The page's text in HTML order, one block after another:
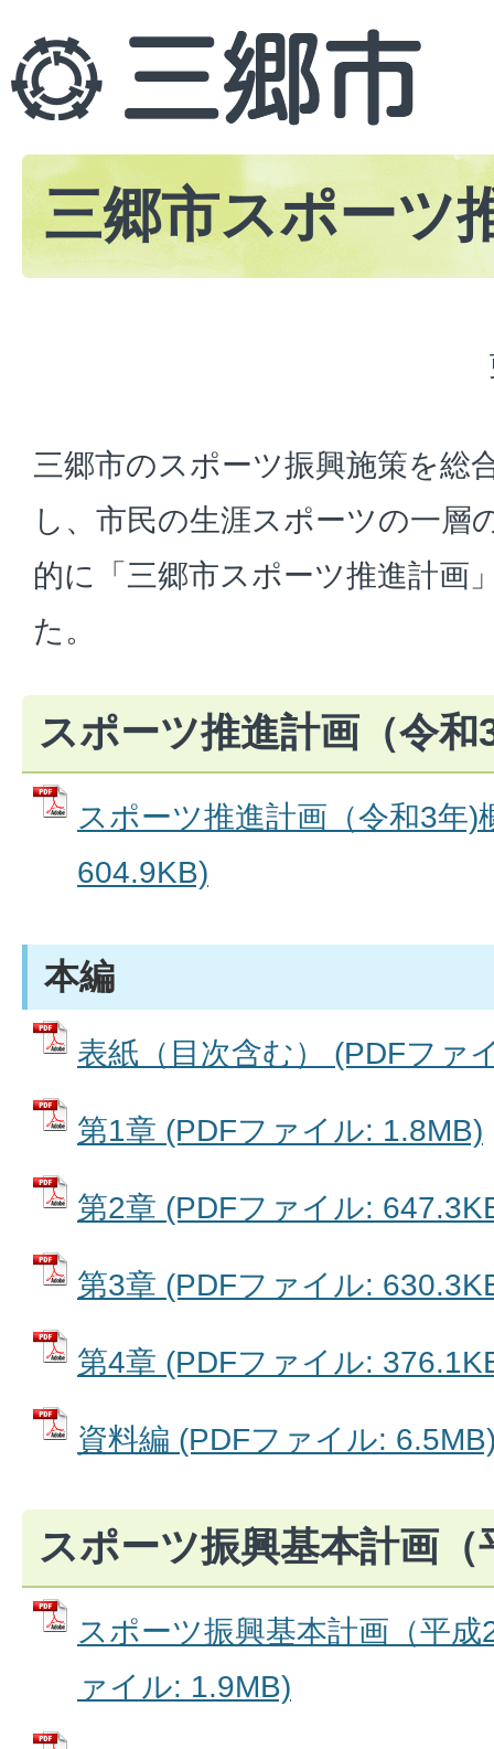
三郷市スポーツ
三郷市のスポーツ振興施策を総
し、市民の生涯スポーツの一層
的に「三郷市スポーツ推進計画
た。
スポーツ推進計画（令和
スポーツ推進計画（令和3年
604.9KB)
本編
表紙（目次含む） (PDFファ
第1章 (PDFファイル: 1.8MB)
第2章 (PDFファイル:
第3章 (PDFファイル:
第4章 (PDFファイル:
資料編 (PDFファイル:
スポーツ振興基本計画（
スポーツ振興基本計画（平
ァイル: 1.9MB)